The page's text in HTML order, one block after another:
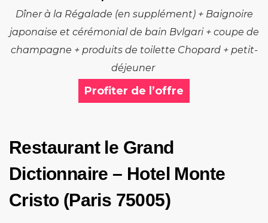
Dîner à la Régalade (en supplément) + Baignoire
japonaise et cérémonial de bain Bvlgari + coupe de
champagne + produits de toilette Chopard + petit-
déjeuner
Profiter de l’offre
Restaurant le Grand
Dictionnaire – Hotel Monte
Cristo (Paris 75005)